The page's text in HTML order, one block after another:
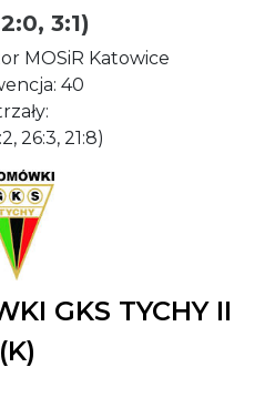
3:1)
MOSiR Katowice
40
26:3, 21:8)
GKS TYCHY II
(K)